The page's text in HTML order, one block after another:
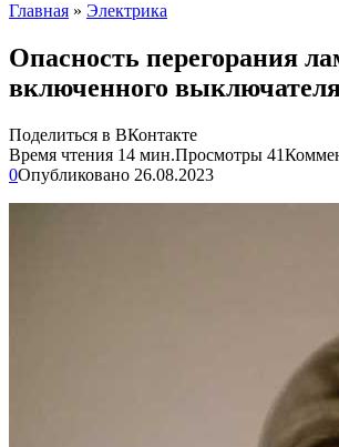
Главная » Электрика
Опасность перегорания
включенного
Поделиться в ВКонтакте
Время чтения 14 мин.Просмотры 41
0Опубликовано 26.08.2023